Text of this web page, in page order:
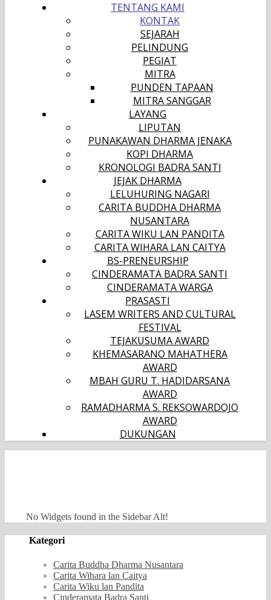
TENTANG KAMI
KONTAK
SEJARAH
PELINDUNG
PEGIAT
MITRA
PUNDEN TAPAAN
MITRA SANGGAR
LAYANG
LIPUTAN
PUNAKAWAN DHARMA JENAKA
KOPI DHARMA
KRONOLOGI BADRA SANTI
JEJAK DHARMA
LELUHURING NAGARI
CARITA BUDDHA DHARMA
NUSANTARA
CARITA WIKU LAN PANDITA
CARITA WIHARA LAN CAITYA
BS-PRENEURSHIP
CINDERAMATA BADRA SANTI
CINDERAMATA WARGA
PRASASTI
LASEM WRITERS AND CULTURAL
FESTIVAL
TEJAKUSUMA AWARD
KHEMASARANO MAHATHERA
AWARD
MBAH GURU T. HADIDARSANA
AWARD
RAMADHARMA S. REKSOWARDOJO
AWARD
DUKUNGAN
No Widgets found in the Sidebar Alt!
Kategori
Carita Buddha Dharma Nusantara
Carita Wihara lan Caitya
Carita Wiku lan Pandita
Cinderamata Badra Santi